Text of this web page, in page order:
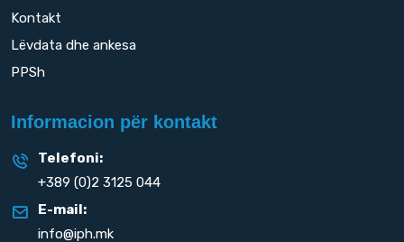
Kontakt
Lëvdata dhe ankesa
PPSh
Informacion për kontakt
Telefoni:
+389 (0)2 3125 044
E-mail:
info@iph.mk